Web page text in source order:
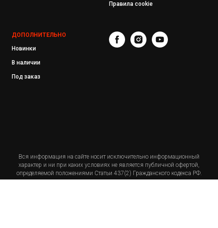
Правила cookie
ДОПОЛНИТЕЛЬНО
Новинки
В наличии
Под заказ
Вся информация на сайте носит исключительно информационный
характер и ни при каких условиях не является публичной офертой,
определяемой положениями Статьи 437(2) Гражданского кодекса РФ.